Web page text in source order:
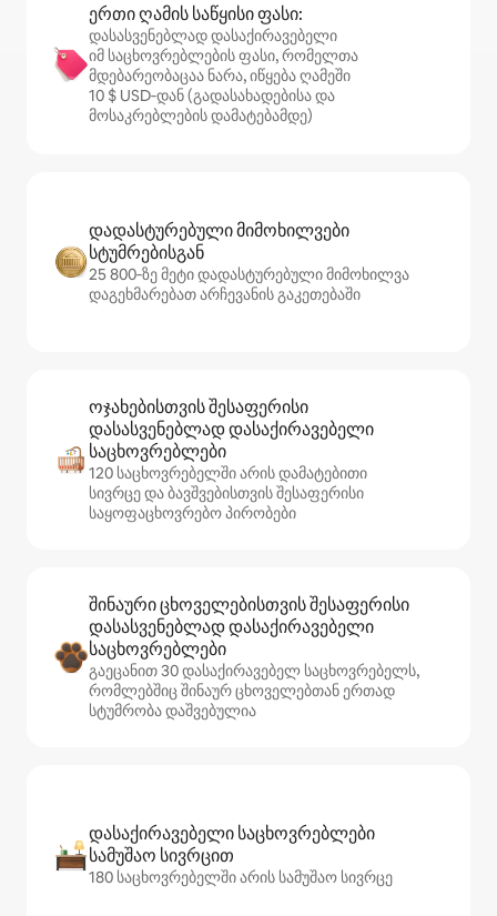
ერთი ღამის საწყისი ფასი:
დასასვენებლად დასაქირავებელი
იმ საცხოვრებლების ფასი, რომელთა
მდებარეობაცაა ნარა, იწყება ღამეში
10 $ USD‑დან (გადასახადებისა და
მოსაკრებლების დამატებამდე)
დადასტურებული მიმოხილვები
სტუმრებისგან
25 800‑ზე მეტი დადასტურებული მიმოხილვა
დაგეხმარებათ არჩევანის გაკეთებაში
ოჯახებისთვის შესაფერისი
დასასვენებლად დასაქირავებელი
საცხოვრებლები
120 საცხოვრებელში არის დამატებითი
სივრცე და ბავშვებისთვის შესაფერისი
საყოფაცხოვრებო პირობები
შინაური ცხოველებისთვის შესაფერისი
დასასვენებლად დასაქირავებელი
საცხოვრებლები
გაეცანით 30 დასაქირავებელ საცხოვრებელს,
რომლებშიც შინაურ ცხოველებთან ერთად
სტუმრობა დაშვებულია
დასაქირავებელი საცხოვრებლები
სამუშაო სივრცით
180 საცხოვრებელში არის სამუშაო სივრცე